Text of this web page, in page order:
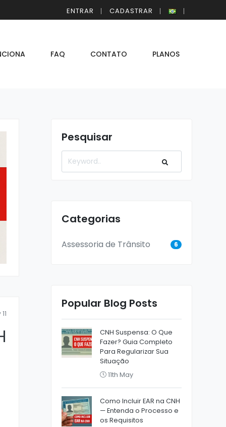
ENTRAR CADASTRAR
FAQ CONTATO PLANOS
Pesquisar
Categorias
Assessoria de Trânsito 6
Popular Blog Posts
CNH Suspensa: O Que
Fazer? Guia Completo
Para Regularizar Sua
Situação
11th May
Como Incluir EAR na CNH
— Entenda o Processo e
os Requisitos